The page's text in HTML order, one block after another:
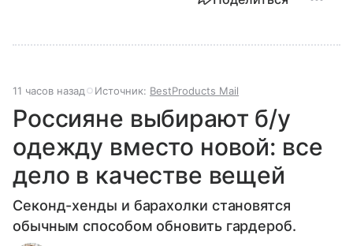
11 часов назад Источник: BestProducts Mail
Россияне выбирают б/у
одежду вместо новой: все
дело в качестве вещей
Секонд-хенды и барахолки становятся
обычным способом обновить гардероб.